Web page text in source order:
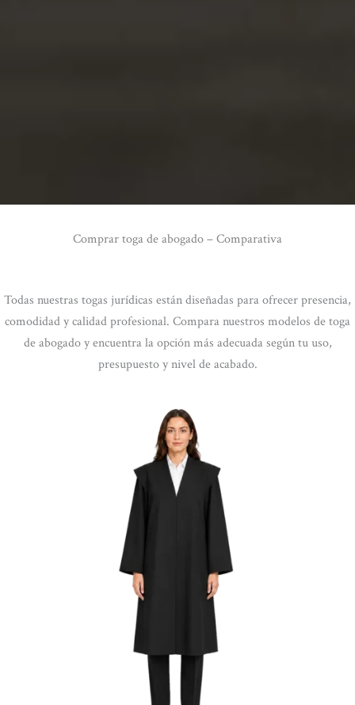
Comprar toga de abogado – Comparativa
Todas nuestras togas jurídicas están diseñadas para ofrecer presencia,
comodidad y calidad profesional. Compara nuestros modelos de toga
de abogado y encuentra la opción más adecuada según tu uso,
presupuesto y nivel de acabado.